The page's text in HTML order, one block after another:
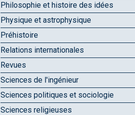
Philosophie et histoire des idées
Physique et astrophysique
Préhistoire
Relations internationales
Revues
Sciences de l'ingénieur
Sciences politiques et sociologie
Sciences religieuses